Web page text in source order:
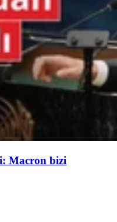
Macron bizi